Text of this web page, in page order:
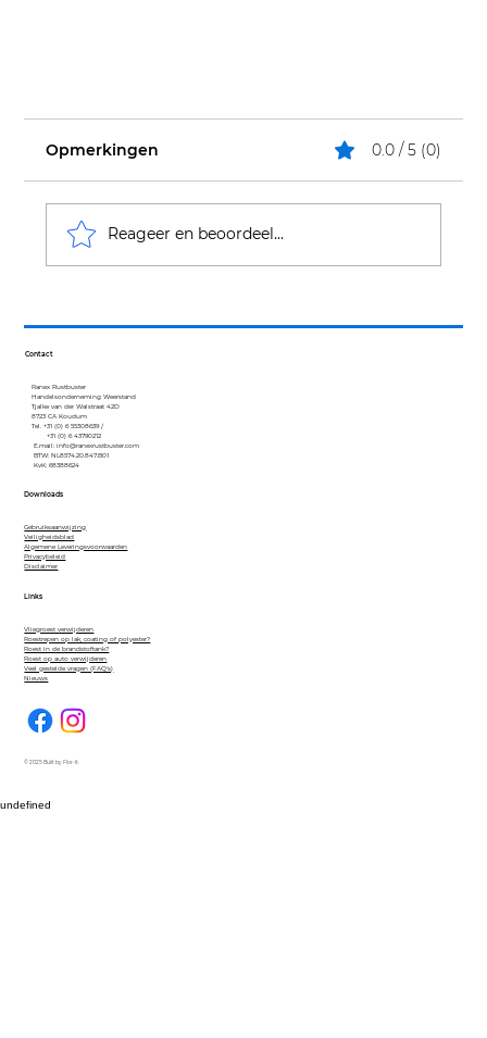
Hoe kun je roest verwijderen?
Opmerkingen 0.0 / 5 (0)
Reageer en beoordeel...
© 2025 Built by Flor-It.
Contact
Ranex Rustbuster
Handelsonderneming Weerstand
Tjalke van der Walstraat 42D
8723 CA Koudum
Tel. +31 (0) 6 55308639 /
+31 (0) 6 43790212
E.mail:info@ranexrustbuster.com
BTW: NL8574.20.847.B01
KvK: 68388624
Downloads
Gebruiksaanwijzing
Veiligheidsblad
Algemene Leveringsvoorwaarden
Privacybeleid
Disclaimer
Links
Vliegroest verwijderen
Roestrepen op lak, coating of polyester?
Roest in de brandstoftank?
Roest op auto verwijderen
Veel gestelde vragen (FAQ's)
Nieuws
undefined